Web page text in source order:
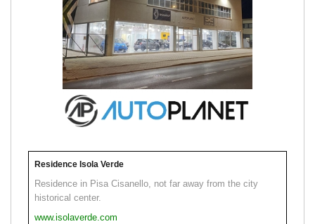
Residence Isola Verde
Residence in Pisa Cisanello, not far away from the city
historical center.
www.isolaverde.com